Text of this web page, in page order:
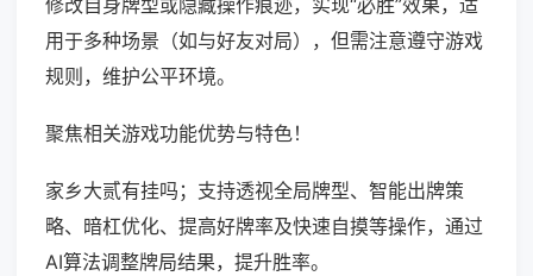
修改自身牌型或隐藏操作痕迹，实现“必胜”效果，适
用于多种场景（如与好友对局），但需注意遵守游戏
规则，维护公平环境。
聚焦相关游戏功能优势与特色！
家乡大贰有挂吗；支持透视全局牌型、智能出牌策
略、暗杠优化、提高好牌率及快速自摸等操作，通过
AI算法调整牌局结果，提升胜率。